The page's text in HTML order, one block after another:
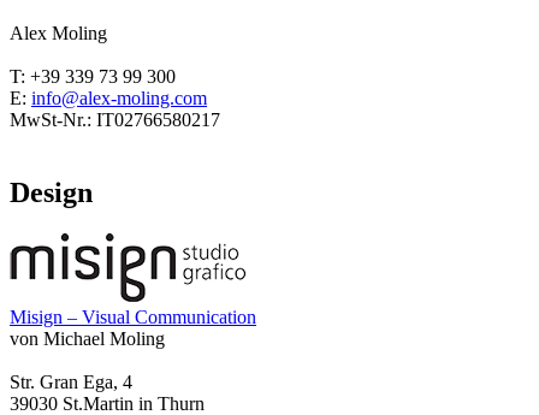
Alex Moling
T: +39 339 73 99 300
E: info@alex-moling.com
MwSt-Nr.: IT02766580217
Design
Misign – Visual Communication
von Michael Moling
Str. Gran Ega, 4
39030 St.Martin in Thurn